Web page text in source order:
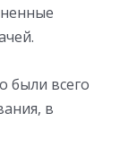
были всего
в